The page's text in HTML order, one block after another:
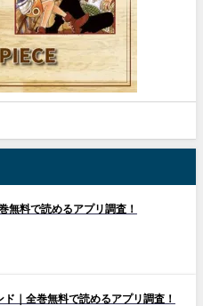
無料で読めるアプリ調査！
｜全巻無料で読めるアプリ調査！